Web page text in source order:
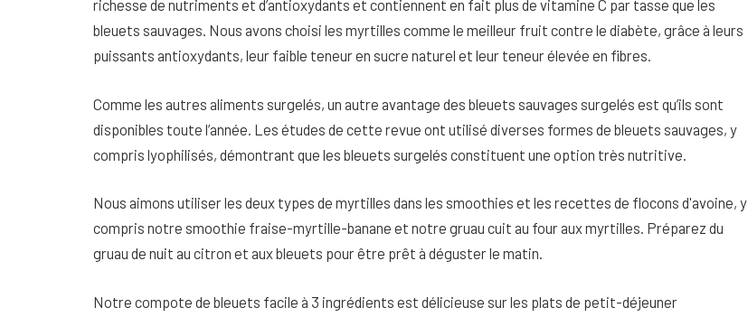
richesse de nutriments et d’antioxydants et contiennent en fait plus de vitamine C par tasse que les
bleuets sauvages. Nous avons choisi les myrtilles comme le meilleur fruit contre le diabète, grâce à leurs
puissants antioxydants, leur faible teneur en sucre naturel et leur teneur élevée en fibres.
Comme les autres aliments surgelés, un autre avantage des bleuets sauvages surgelés est qu’ils sont
disponibles toute l’année. Les études de cette revue ont utilisé diverses formes de bleuets sauvages, y
compris lyophilisés, démontrant que les bleuets surgelés constituent une option très nutritive.
Nous aimons utiliser les deux types de myrtilles dans les smoothies et les recettes de flocons d'avoine, y
compris notre smoothie fraise-myrtille-banane et notre gruau cuit au four aux myrtilles. Préparez du
gruau de nuit au citron et aux bleuets pour être prêt à déguster le matin.
Notre compote de bleuets facile à 3 ingrédients est délicieuse sur les plats de petit-déjeuner